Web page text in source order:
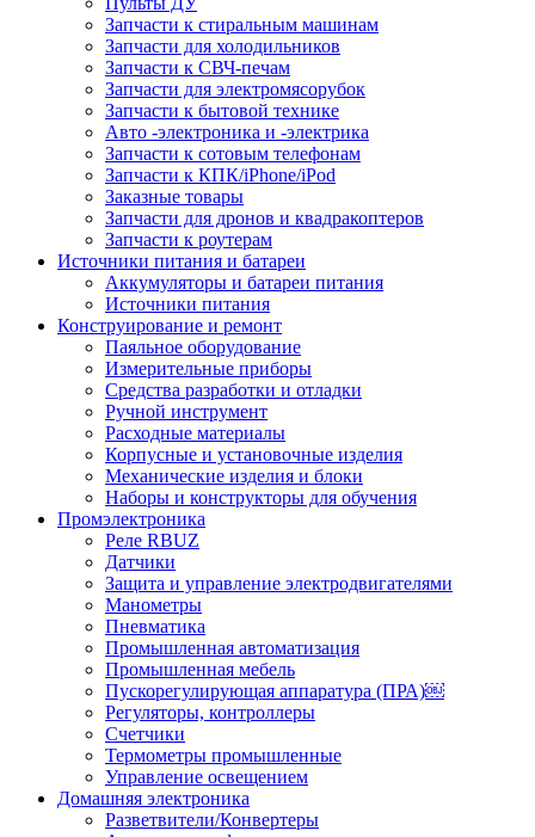
Запчасти к стиральным машинам
Запчасти для холодильников
Запчасти к СВЧ-печам
Запчасти для электромясорубок
Запчасти к бытовой технике
Авто -электроника и -электрика
Запчасти к сотовым телефонам
Запчасти к КПК/iPhone/iPod
Заказные товары
Запчасти для дронов и квадракоптеров
Запчасти к роутерам
Источники питания и батареи
Аккумуляторы и батареи питания
Источники питания
Конструирование и ремонт
Паяльное оборудование
Измерительные приборы
Средства разработки и отладки
Ручной инструмент
Расходные материалы
Корпусные и установочные изделия
Механические изделия и блоки
Наборы и конструкторы для обучения
Промэлектроника
Реле RBUZ
Датчики
Защита и управление электродвигателями
Манометры
Пневматика
Промышленная автоматизация
Промышленная мебель
Пускорегулирующая аппаратура (ПРА)￼
Регуляторы, контроллеры
Счетчики
Термометры промышленные
Управление освещением
Домашняя электроника
Разветвители/Конвертеры